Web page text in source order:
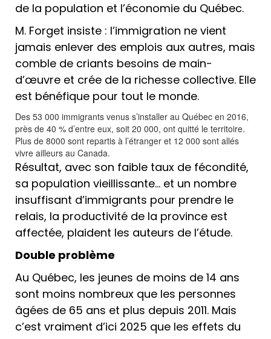
de la population et l’économie du Québec.
M. Forget insiste : l’immigration ne vient
jamais enlever des emplois aux autres, mais
comble de criants besoins de main-
d’œuvre et crée de la richesse collective. Elle
est bénéfique pour tout le monde.
Des 53 000 immigrants venus s’installer au Québec en 2016,
près de 40 % d’entre eux, soit 20 000, ont quitté le territoire.
Plus de 8000 sont repartis à l’étranger et 12 000 sont allés
vivre ailleurs au Canada.
Résultat, avec son faible taux de fécondité,
sa population vieillissante… et un nombre
insuffisant d’immigrants pour prendre le
relais, la productivité de la province est
affectée, plaident les auteurs de l’étude.
Double problème
Au Québec, les jeunes de moins de 14 ans
sont moins nombreux que les personnes
âgées de 65 ans et plus depuis 2011. Mais
c’est vraiment d’ici 2025 que les effets du